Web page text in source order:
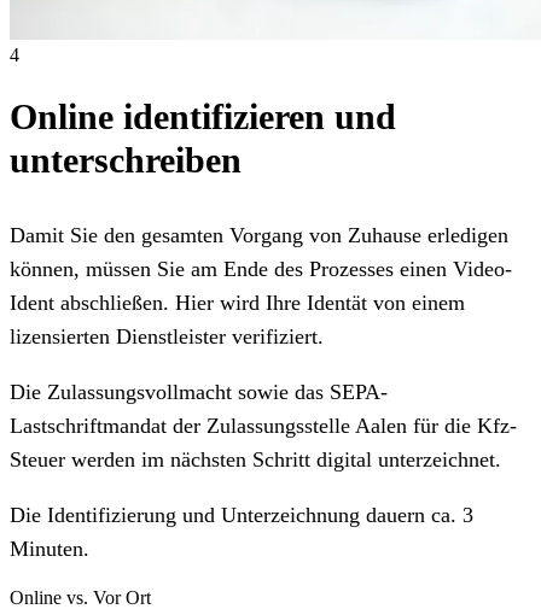
4
Online identifizieren und
unterschreiben
Damit Sie den gesamten Vorgang von Zuhause erledigen
können, müssen Sie am Ende des Prozesses einen Video-
Ident abschließen. Hier wird Ihre Identät von einem
lizensierten Dienstleister verifiziert.
Die Zulassungsvollmacht sowie das SEPA-
Lastschriftmandat der Zulassungsstelle Aalen für die Kfz-
Steuer werden im nächsten Schritt digital unterzeichnet.
Die Identifizierung und Unterzeichnung dauern ca. 3
Minuten.
Online vs. Vor Ort